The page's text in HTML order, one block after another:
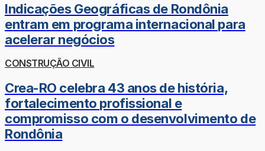
Indicações Geográficas de Rondônia
entram em programa internacional para
acelerar negócios
CONSTRUÇÃO CIVIL
Crea-RO celebra 43 anos de história,
fortalecimento profissional e
compromisso com o desenvolvimento de
Rondônia